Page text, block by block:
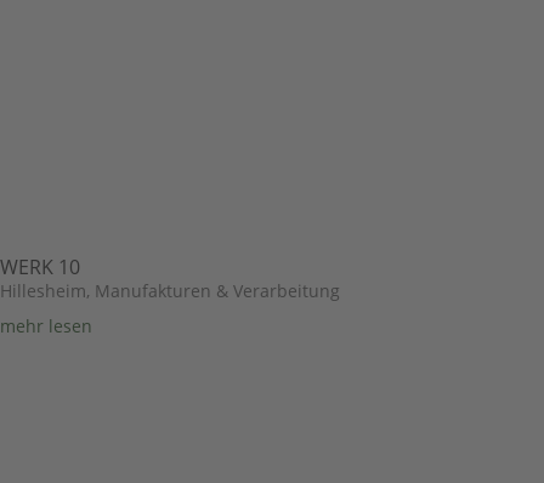
WERK 10
Hillesheim, Manufakturen & Verarbeitung
mehr lesen